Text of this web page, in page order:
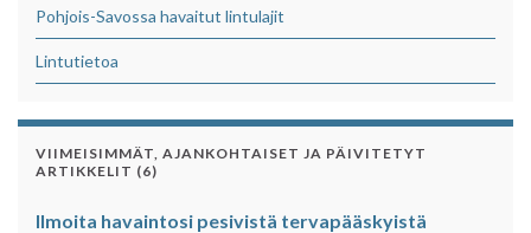
Pohjois-Savossa havaitut lintulajit
Lintutietoa
VIIMEISIMMÄT, AJANKOHTAISET JA PÄIVITETYT
ARTIKKELIT (6)
Ilmoita havaintosi pesivistä tervapääskyistä